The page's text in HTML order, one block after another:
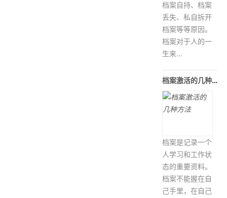
档案自持、档案
丢失、私自拆开
档案等等原因。
档案对于人的一
生来...
档案激活的几种方法
档案是记录一个
人学习和工作状
态的重要资料。
档案不能握在自
己手里，在自己